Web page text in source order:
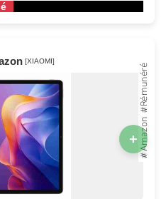
[XIAOMI]
+